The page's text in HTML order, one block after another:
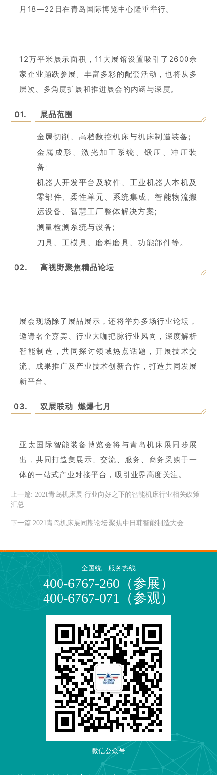
月18—22日在青岛国际博览中心隆重举行。
12万平米展示面积，11大展馆设置吸引了2600余
家企业踊跃参展。丰富多彩的配套活动，也将从多
层次、多角度扩展和推进展会的内涵与深度。
01. 展品范围
金属切削、高档数控机床与机床制造装备;
金属成形、激光加工系统、锻压、冲压装
备;
机器人开发平台及软件、工业机器人本机及
零部件、柔性单元、系统集成、智能物流搬
运设备、智慧工厂整体解决方案;
测量检测系统与设备;
刀具、工模具、磨料磨具、功能部件等。
02. 高视野聚焦精品论坛
展会现场除了展品展示，还将举办多场行业论坛，
邀请名企嘉宾、行业大咖把脉行业风向，深度解析
智能制造，共同探讨领域热点话题，开展技术交
流、成果推广及产业技术创新合作，打造共同发展
新平台。
03. 双展联动 燃爆七月
亚太国际智能装备博览会将与青岛机床展同步展
出，共同打造集展示、交流、服务、商务采购于一
体的一站式产业对接平台，吸引业界高度关注。
上一篇:2021青岛机床展 行业向好之下的智能机床行业相关政策
汇总
下一篇:2021青岛机床展同期论坛|聚焦中日韩智能制造大会
全国统一服务热线
400-6767-260（参展）
400-6767-071（参观）
微信公众号